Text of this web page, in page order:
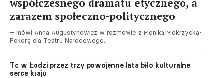
współczesnego dramatu etycznego, a
zarazem społeczno-politycznego
– mówi Anna Augustynowicz w rozmowie z Moniką Mokrzycką-
Pokorą dla Teatru Narodowego.
To w Łodzi przez trzy powojenne lata biło kulturalne
serce kraju